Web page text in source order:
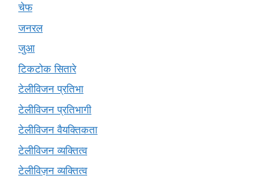
चेफ
जनरल
जुआ
टिकटोक सितारे
टेलीविजन प्रतिभा
टेलीविजन प्रतिभागी
टेलीविजन वैयक्तिकता
टेलीविजन व्यक्तित्व
टेलीविज़न व्यक्तित्व